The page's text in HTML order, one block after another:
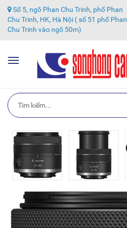
Số 5, ngõ Phan Chu Trinh, phố Phan
Chu Trinh, HK, Hà Nội ( số 51 phố Phan
Chu Trinh vào ngõ 50m)
Toggle
navigation